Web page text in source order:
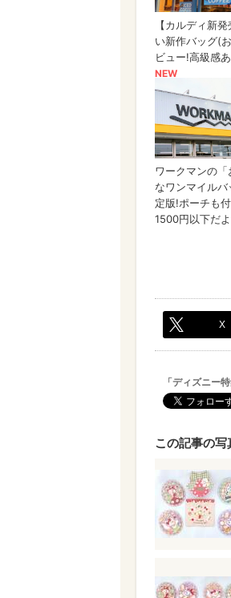
X
「ディズニー
この記事の写